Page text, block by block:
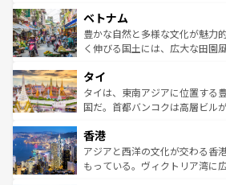
参照してほしい。
容にもいいと評判のスイーツな
が味わえる。 なお、新着の台
照してほしい。
き、地方に足を延ばせば四季折
できる。そして、キムチや焼肉
まで、さまざまな韓国料理が待
リティに包まれながら、韓国の
わってみてほしい。
覧を参照してほしい。
ベトナム
豊かな自然と多様な文化が魅力
く伸びる国土には、広大な田園
急速な発展と共に伝統が息づく
ーチミン市のフランス統治時代
醸し出している。また、バラエ
とつ。フォーやバインミー、ベ
ひ現地で味わいたい。どの地域
が旅行者を迎えてくれるので、
タイ
タイは、東南アジアに位置する
国だ。首都バンコクは高層ビル
の活気が交差している。北部で
帯で自然と触れ合い、南部では
いビーチでリゾート気分を楽し
香港
アジアと西洋の文化が交わる香
もっている。ヴィクトリア湾に